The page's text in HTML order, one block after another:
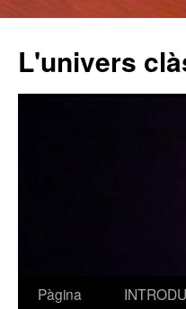
L'univers
Vés
Pàgina